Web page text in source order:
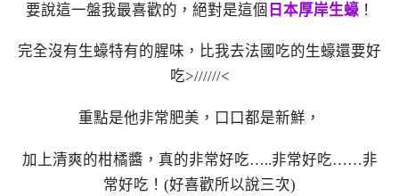
要說這一盤我最喜歡的，絕對是這個 日本厚岸生蠔！
完全沒有生蠔特有的腥味，比我去法國吃的生蠔還要好
吃>//////<
重點是他非常肥美，口口都是新鮮，
加上清爽的柑橘醬，真的非常好吃…..非常好吃……非
常好吃！(好喜歡所以說三次)